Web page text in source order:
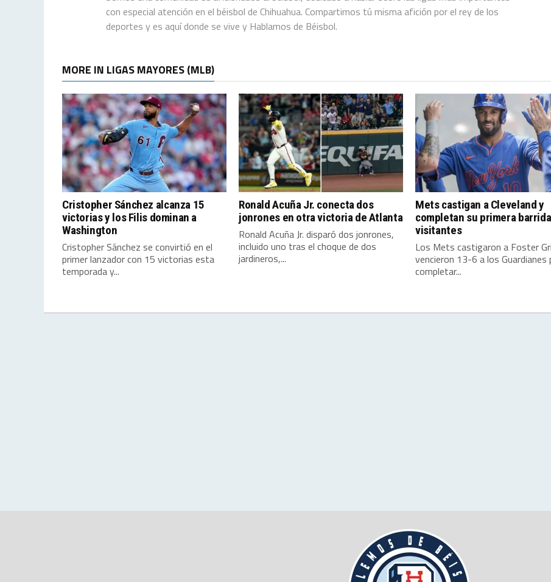
con especial atención en el béisbol de Chihuahua. Compartimos tú misma afición por el rey de los
deportes y es aquí donde se vive y Hablamos de Béisbol.
MORE IN LIGAS MAYORES (MLB)
Cristopher Sánchez alcanza 15
victorias y los Filis dominan a
Washington
Cristopher Sánchez se convirtió en el
primer lanzador con 15 victorias esta
temporada y...
Ronald Acuña Jr. conecta dos
jonrones en otra victoria de Atlanta
Ronald Acuña Jr. disparó dos jonrones,
incluido uno tras el choque de dos
jardineros,...
Mets castigan a Cleveland y
completan su primera
visitantes
Los Mets castigaron a Foster
vencieron 13-6 a los Guardianes
completar...